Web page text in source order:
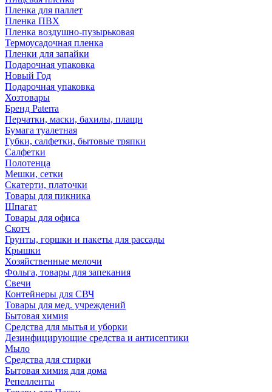
Пленка для паллет
Пленка ПВХ
Пленка воздушно-пузырьковая
Термоусадочная пленка
Пленки для запайки
Подарочная упаковка
Новый Год
Подарочная упаковка
Хозтовары
Бренд Paterra
Перчатки, маски, бахилы, плащи
Бумага туалетная
Губки, салфетки, бытовые тряпки
Салфетки
Полотенца
Мешки, сетки
Скатерти, платочки
Товары для пикника
Шпагат
Товары для офиса
Скотч
Грунты, горшки и пакеты для рассады
Крышки
Хозяйственные мелочи
Фольга, товары для запекания
Свечи
Контейнеры для СВЧ
Товары для мед. учреждений
Бытовая химия
Средства для мытья и уборки
Дезинфицирующие средства и антисептики
Мыло
Средства для стирки
Бытовая химия для дома
Репелленты